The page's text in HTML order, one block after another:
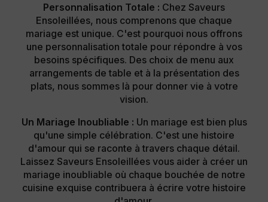
Personnalisation Totale : Chez Saveurs
Ensoleillées, nous comprenons que chaque
mariage est unique. C'est pourquoi nous offrons
une personnalisation totale pour répondre à vos
besoins spécifiques. Des choix de menu aux
arrangements de table et à la présentation des
plats, nous sommes là pour donner vie à votre
vision.
Un Mariage Inoubliable : Un mariage est bien plus
qu'une simple célébration. C'est une histoire
d'amour qui se raconte à travers chaque détail.
Laissez Saveurs Ensoleillées vous aider à créer un
mariage inoubliable où chaque bouchée de notre
cuisine exquise contribuera à écrire votre histoire